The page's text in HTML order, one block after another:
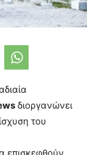
διοργανώνει
του
επισκεφθούν